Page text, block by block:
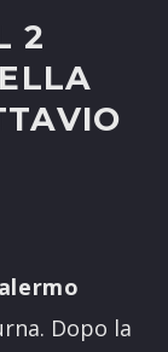
2
Dopo la